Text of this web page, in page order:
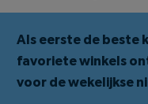
Als eerste de beste
favoriete winkels
voor de wekelijkse